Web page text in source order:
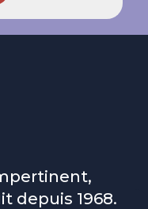
depuis 1968.